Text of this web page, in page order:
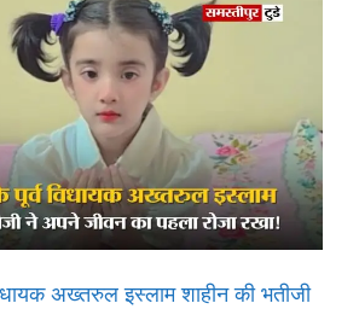
अख्तरुल इस्लाम शाहीन की भतीजी